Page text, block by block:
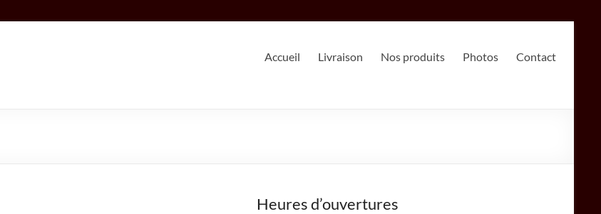
Accueil Livraison Nos produits Photos Contact
Heures d’ouvertures